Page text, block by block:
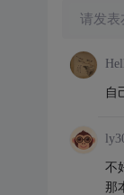
请发
自
不
那